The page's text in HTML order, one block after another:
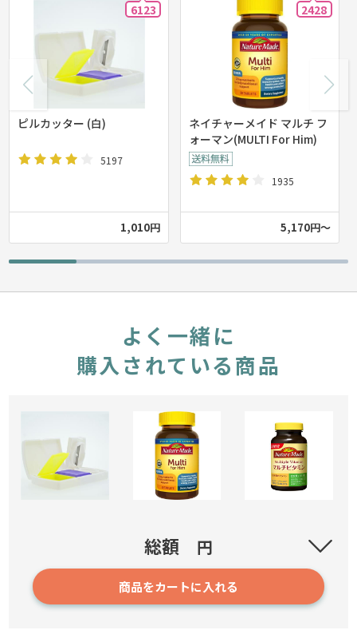
6123
ピルカッター (白)
5197
1,010円
2428
ネイチャーメイド マルチ フ
ォーマン(MULTI For Him)
1935
5,170円～
よく一緒に
購入されている商品
1,010円
総額 円
商品をカートに入れる